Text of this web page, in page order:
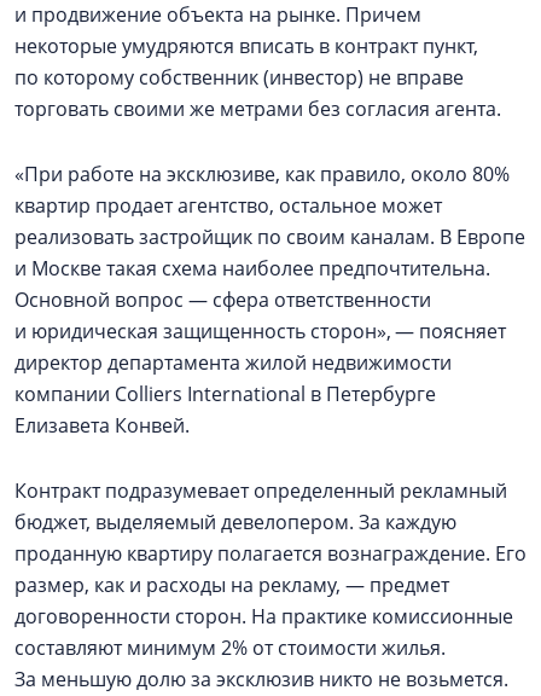
и продвижение объекта на рынке. Причем
некоторые умудряются вписать в контракт пункт,
по которому собственник (инвестор) не вправе
торговать своими же метрами без согласия агента.
«При работе на эксклюзиве, как правило, около 80%
квартир продает агентство, остальное может
реализовать застройщик по своим каналам. В Европе
и Москве такая схема наиболее предпочтительна.
Основной вопрос — сфера ответственности
и юридическая защищенность сторон», — поясняет
директор департамента жилой недвижимости
компании Colliers International в Петербурге
Елизавета Конвей.
Контракт подразумевает определенный рекламный
бюджет, выделяемый девелопером. За каждую
проданную квартиру полагается вознаграждение. Его
размер, как и расходы на рекламу, — предмет
договоренности сторон. На практике комиссионные
составляют минимум 2% от стоимости жилья.
За меньшую долю за эксклюзив никто не возьмется.